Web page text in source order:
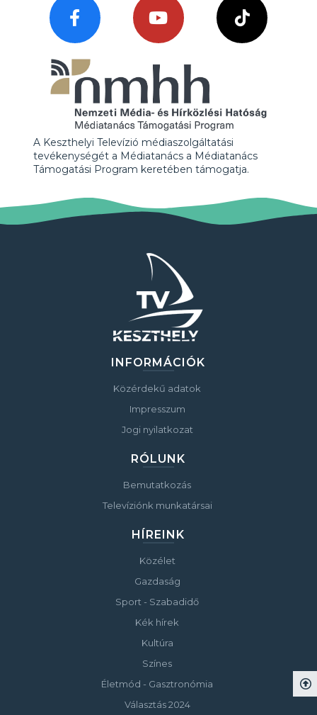
A Keszthelyi Televízió médiaszolgáltatási
tevékenységét a Médiatanács a Médiatanács
Támogatási Program keretében támogatja.
INFORMÁCIÓK
Közérdekű adatok
Impresszum
Jogi nyilatkozat
RÓLUNK
Bemutatkozás
Televíziónk munkatársai
HÍREINK
Közélet
Gazdaság
Sport - Szabadidő
Kék hírek
Kultúra
Színes
Életmód - Gasztronómia
Választás 2024